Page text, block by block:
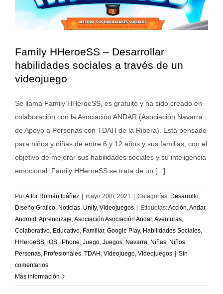
Family HHeroeSS – Desarrollar
habilidades sociales a través de un
videojuego
Se llama Family HHeroeSS, es gratuito y ha sido creado en
colaboración con la Asociación ANDAR (Asociación Navarra
de Apoyo a Personas con TDAH de la Ribera). Está pensado
para niños y niñas de entre 6 y 12 años y sus familias, con el
objetivo de mejorar sus habilidades sociales y su inteligencia
emocional. Family HHeroeSS se trata de un [...]
PorAitor Román Ibáñez | mayo 20th, 2021 | Categorías: Desarrollo,
Diseño Gráfico, Noticias, Unity, Videojuegos | Etiquetas:Acción,Andar,
Android,Aprendizaje,Asociación Asociación Andar,Aventuras,
Colaborativo, Educativo, Familiar, Google Play, Habilidades Sociales,
HHeroeSS, iOS, iPhone, Juego, Juegos, Navarra, Niñas, Niños,
Personas, Profesionales, TDAH, Videojuego, Videojuegos | Sin
comentarios
Más información